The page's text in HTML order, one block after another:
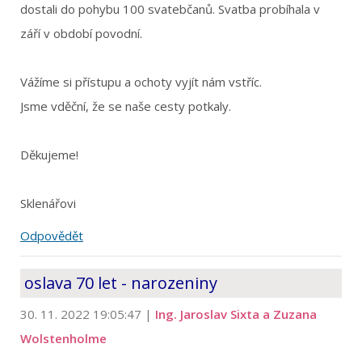
dostali do pohybu 100 svatebčanů. Svatba probíhala v
září v období povodní.
Vážíme si přístupu a ochoty vyjít nám vstříc.
Jsme vděční, že se naše cesty potkaly.
Děkujeme!
Sklenářovi
Odpovědět
oslava 70 let - narozeniny
30. 11. 2022 19:05:47 | Ing. Jaroslav Sixta a Zuzana
Wolstenholme